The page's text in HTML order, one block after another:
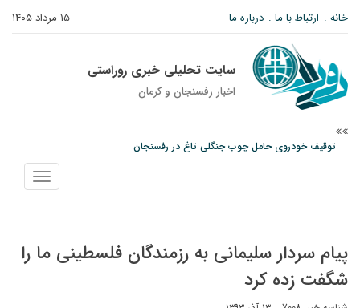
۱۵ مرداد ۱۴۰۵ خانه ارتباط با ما درباره ما
سایت تحلیلی خبری روراستی
اخبار رفسنجان و كرمان
توقیف خودروی حامل چوب جنگلی تاغ در رفسنجان
دادستان رفسنجان: رفع مشکلات ایستگاه راه‌آهن احمدآباد با قید فوریت پیگیری
نمایش
منو
پیام سردار سلیمانی به رزمندگان فلسطینی ما را
شگفت زده کرد